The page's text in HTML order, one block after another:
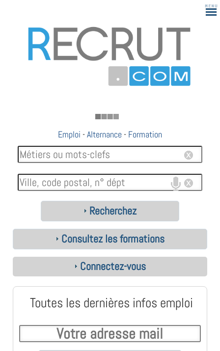
183
Emploi -Alternance - Formation
Recherchez
Consultez les formations
Connectez-vous
Toutes les dernières infos emploi